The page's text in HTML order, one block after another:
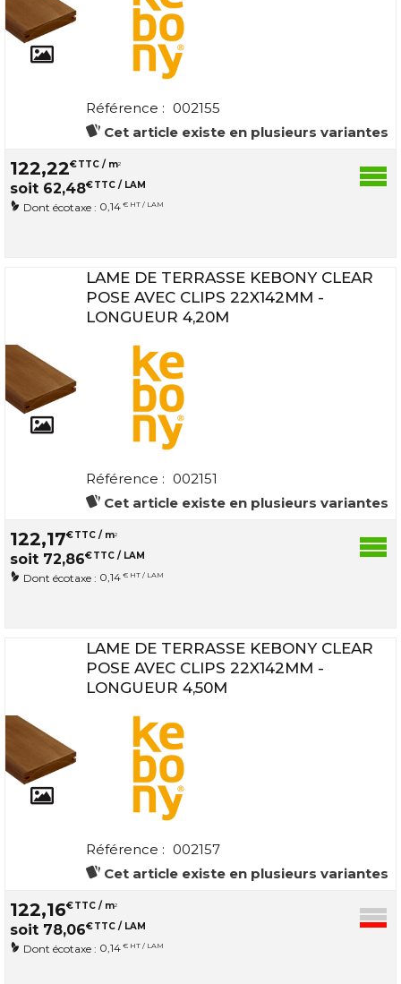
Référence : 002155
Cet article existe en plusieurs variantes
122,22€TTC / m2
soit 62,48€TTC / LAM
Dont écotaxe : 0,14 € HT / LAM
LAME DE TERRASSE KEBONY CLEAR
POSE AVEC CLIPS 22X142MM -
LONGUEUR 4,20M
Référence : 002151
Cet article existe en plusieurs variantes
122,17€TTC / m2
soit 72,86€TTC / LAM
Dont écotaxe : 0,14 € HT / LAM
LAME DE TERRASSE KEBONY CLEAR
POSE AVEC CLIPS 22X142MM -
LONGUEUR 4,50M
Référence : 002157
Cet article existe en plusieurs variantes
122,16€TTC / m2
soit 78,06€TTC / LAM
Dont écotaxe : 0,14 € HT / LAM